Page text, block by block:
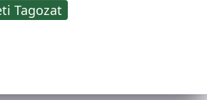
Tagozat